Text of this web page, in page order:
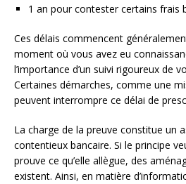
1 an pour contester certains frais
Ces délais commencent
moment où vous avez eu
l’importance d’un suivi rigoureux de
Certaines démarches, comme une
peuvent interrompre ce délai de
La charge de la preuve constitue un
contentieux bancaire. Si le principe
prouve ce qu’elle allègue, des
existent. Ainsi, en matière